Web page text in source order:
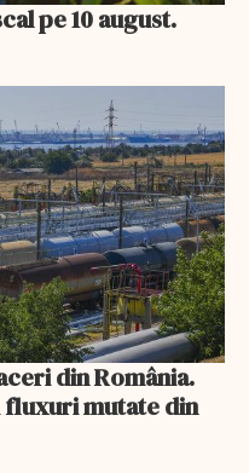
pe 10 august.
din România.
fluxuri mutate din